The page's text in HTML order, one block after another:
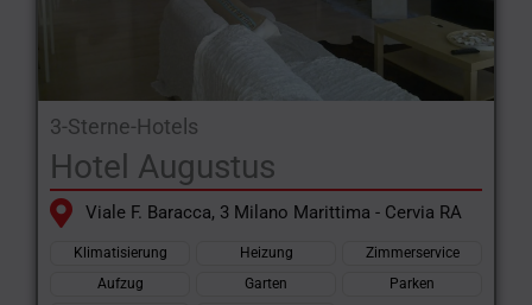
3-Sterne-Hotels
Hotel Augustus
Viale F. Baracca, 3 Milano Marittima - Cervia RA
Klimatisierung Heizung
Zimmerservice
Aufzug
Garten
Parken